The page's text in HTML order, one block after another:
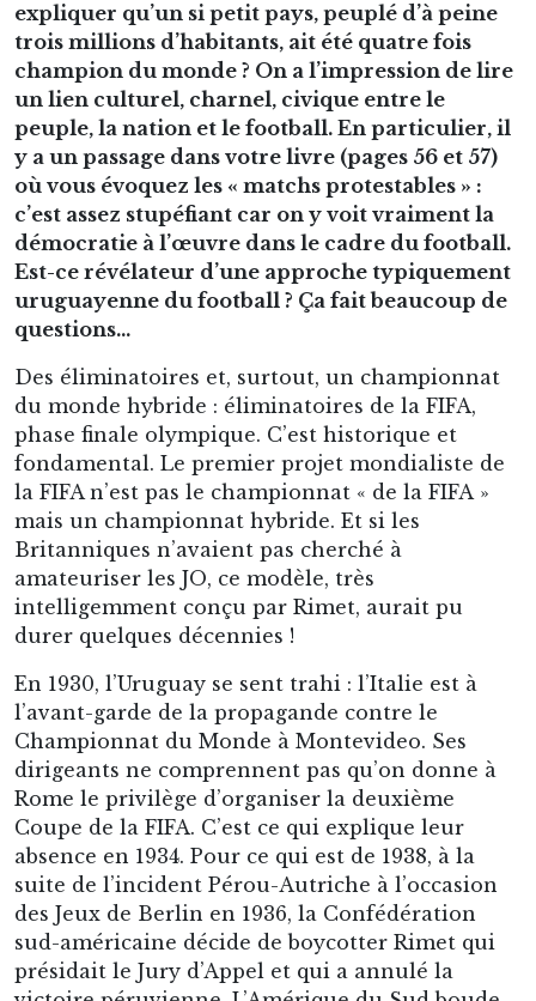
expliquer qu’un si petit pays, peuplé d’à peine
trois millions d’habitants, ait été quatre fois
champion du monde ? On a l’impression de lire
un lien culturel, charnel, civique entre le
peuple, la nation et le football. En particulier, il
y a un passage dans votre livre (pages 56 et 57)
où vous évoquez les « matchs protestables » :
c’est assez stupéfiant car on y voit vraiment la
démocratie à l’œuvre dans le cadre du football.
Est-ce révélateur d’une approche typiquement
uruguayenne du football ? Ça fait beaucoup de
questions…
Des éliminatoires et, surtout, un championnat
du monde hybride : éliminatoires de la FIFA,
phase finale olympique. C’est historique et
fondamental. Le premier projet mondialiste de
la FIFA n’est pas le championnat « de la FIFA »
mais un championnat hybride. Et si les
Britanniques n’avaient pas cherché à
amateuriser les JO, ce modèle, très
intelligemment conçu par Rimet, aurait pu
durer quelques décennies !
En 1930, l’Uruguay se sent trahi : l’Italie est à
l’avant-garde de la propagande contre le
Championnat du Monde à Montevideo. Ses
dirigeants ne comprennent pas qu’on donne à
Rome le privilège d’organiser la deuxième
Coupe de la FIFA. C’est ce qui explique leur
absence en 1934. Pour ce qui est de 1938, à la
suite de l’incident Pérou-Autriche à l’occasion
des Jeux de Berlin en 1936, la Confédération
sud-américaine décide de boycotter Rimet qui
présidait le Jury d’Appel et qui a annulé la